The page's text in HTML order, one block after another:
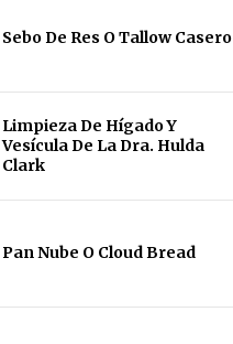
Sebo De Res O Tallow Casero
Limpieza De Hígado Y
Vesícula De La Dra. Hulda
Clark
Pan Nube O Cloud Bread